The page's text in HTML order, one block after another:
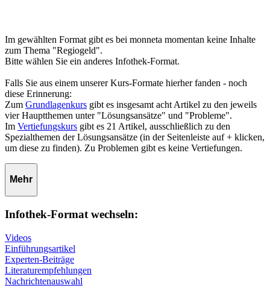
Im gewählten Format gibt es bei monneta momentan keine Inhalte
zum Thema "Regiogeld".
Bitte wählen Sie ein anderes Infothek-Format.
Falls Sie aus einem unserer Kurs-Formate hierher fanden - noch
diese Erinnerung:
Zum Grundlagenkurs gibt es insgesamt acht Artikel zu den jeweils
vier Hauptthemen unter "Lösungsansätze" und "Probleme".
Im Vertiefungskurs gibt es 21 Artikel, ausschließlich zu den
Spezialthemen der Lösungsansätze (in der Seitenleiste auf + klicken,
um diese zu finden). Zu Problemen gibt es keine Vertiefungen.
Mehr
Infothek-Format wechseln:
Videos
Einführungsartikel
Experten-Beiträge
Literaturempfehlungen
Nachrichtenauswahl